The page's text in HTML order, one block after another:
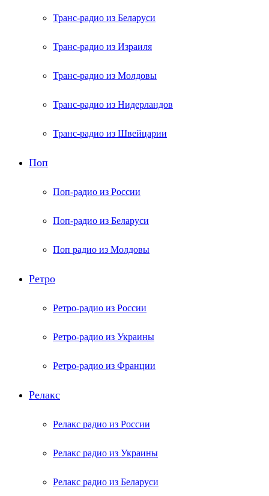
Транс-радио из Беларуси
Транс-радио из Израиля
Транс-радио из Молдовы
Транс-радио из Нидерландов
Транс-радио из Швейцарии
Поп
Поп-радио из России
Поп-радио из Беларуси
Поп радио из Молдовы
Ретро
Ретро-радио из России
Ретро-радио из Украины
Ретро-радио из Франции
Релакс
Релакс радио из России
Релакс радио из Украины
Релакс радио из Беларуси